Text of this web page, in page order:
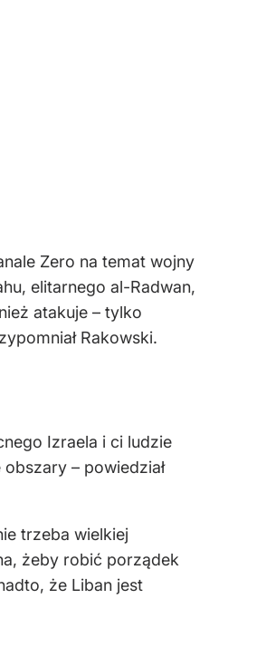
Zero na temat wojny
elitarnego al-Radwan,
atakuje – tylko
Rakowski.
Izraela i ci ludzie
– powiedział
trzeba wielkiej
żeby robić porządek
że Liban jest